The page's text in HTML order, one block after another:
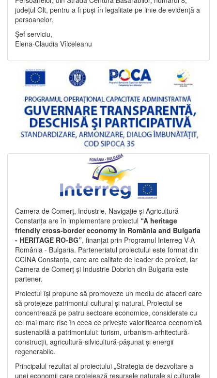
județul Olt, pentru a fi puși în legalitate pe linie de evidență a
persoanelor.
Șef serviciu,
Elena-Claudia Vîlceleanu
Camera de Comerț, Industrie, Navigație și Agricultură
Constanța are în implementare proiectul “A heritage
friendly cross-border economy in România and Bulgaria
- HERITAGE RO-BG”, finanțat prin Programul Interreg V-A
România - Bulgaria. Parteneriatul proiectului este format din
CCINA Constanța, care are calitate de leader de proiect, iar
Camera de Comerț și Industrie Dobrich din Bulgaria este
partener.
Proiectul își propune să promoveze un mediu de afaceri care
să protejeze patrimoniul cultural și natural. Proiectul se
concentrează pe patru sectoare economice, considerate cu
cel mai mare risc în ceea ce privește valorificarea economică
sustenabilă a patrimoniului: turism, urbanism-arhitectură-
construcții, agricultură-silvicultură-pășunat și energii
regenerabile.
Principalul rezultat al proiectului „Strategia de dezvoltare a
unei economii care protejează resursele naturale și culturale